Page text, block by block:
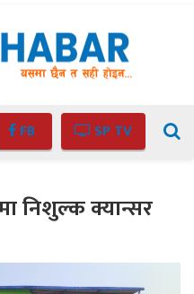
FB SP TV
निशुल्क क्यान्सर